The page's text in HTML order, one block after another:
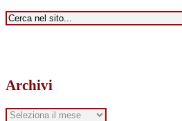
Archivi
Archivi